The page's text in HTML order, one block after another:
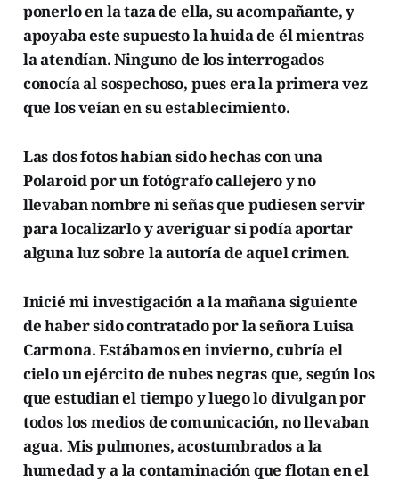
ponerlo en la taza de ella, su acompañante, y
apoyaba este supuesto la huida de él mientras
la atendían. Ninguno de los interrogados
conocía al sospechoso, pues era la primera vez
que los veían en su establecimiento.
Las dos fotos habían sido hechas con una
Polaroid por un fotógrafo callejero y no
llevaban nombre ni señas que pudiesen servir
para localizarlo y averiguar si podía aportar
alguna luz sobre la autoría de aquel crimen.
Inicié mi investigación a la mañana siguiente
de haber sido contratado por la señora Luisa
Carmona. Estábamos en invierno, cubría el
cielo un ejército de nubes negras que, según los
que estudian el tiempo y luego lo divulgan por
todos los medios de comunicación, no llevaban
agua. Mis pulmones, acostumbrados a la
humedad y a la contaminación que flotan en el